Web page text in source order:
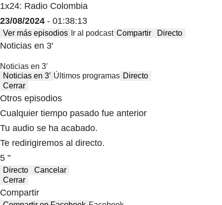
1x24: Radio Colombia
23/08/2024 - 01:38:13
Ver más episodios Ir al podcast Compartir Directo
Noticias en 3′
Noticias en 3′
Noticias en 3′ Últimos programas Directo
Cerrar
Otros episodios
Cualquier tiempo pasado fue anterior
Tu audio se ha acabado.
Te redirigiremos al directo.
5 "
Directo
Cancelar
Cerrar
Compartir